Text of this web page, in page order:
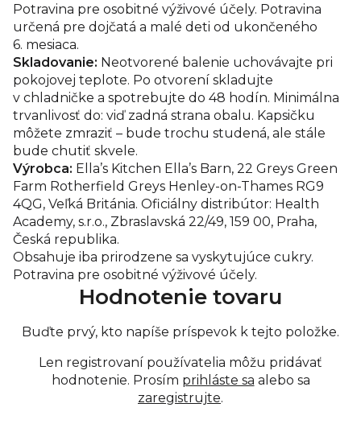
Potravina pre osobitné výživové účely. Potravina
určená pre dojčatá a malé deti od ukončeného
6. mesiaca.
Skladovanie: Neotvorené balenie uchovávajte pri
pokojovej teplote. Po otvorení skladujte
v chladničke a spotrebujte do 48 hodín. Minimálna
trvanlivosť do: viď zadná strana obalu. Kapsičku
môžete zmraziť – bude trochu studená, ale stále
bude chutiť skvele.
Výrobca: Ella’s Kitchen Ella’s Barn, 22 Greys Green
Farm Rotherfield Greys Henley-on-Thames RG9
4QG, Veľká Británia. Oficiálny distribútor: Health
Academy, s.r.o., Zbraslavská 22/49, 159 00, Praha,
Česká republika.
Obsahuje iba prirodzene sa vyskytujúce cukry.
Potravina pre osobitné výživové účely.
Hodnotenie tovaru
Buďte prvý, kto napíše príspevok k tejto položke.
Len registrovaní používatelia môžu pridávať
hodnotenie. Prosím prihláste sa alebo sa
zaregistrujte.